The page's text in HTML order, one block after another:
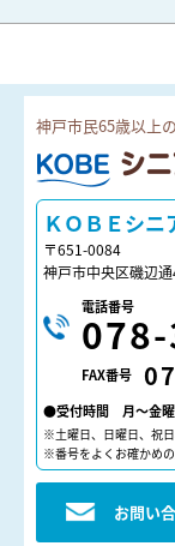
神戸市民65歳以上
ＫＯＢＥシニア元気
ＫＯＢＥシ
〒651-0084
神戸市中央区磯辺
電話番号
FAX番号
●受付時間 月～金曜
※土曜日、日曜日、祝日
※番号をよくお確かめの
お問い